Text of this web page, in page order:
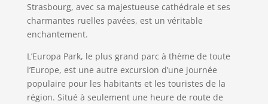
Strasbourg, avec sa majestueuse cathédrale et ses
charmantes ruelles pavées, est un véritable
enchantement.
L’Europa Park, le plus grand parc à thème de toute
l’Europe, est une autre excursion d’une journée
populaire pour les habitants et les touristes de la
région. Situé à seulement une heure de route de